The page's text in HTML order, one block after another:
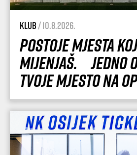
Klub/ 10.8.2026.
Postoje mjesta
mijenjaš. Jedno
tvoje mjesto na